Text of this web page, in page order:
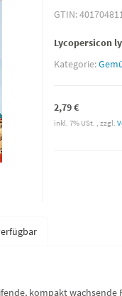
GTIN:
Lycopersicon
Kategorie:
2,79 €
inkl. 7% USt. , zzgl.
kompakt